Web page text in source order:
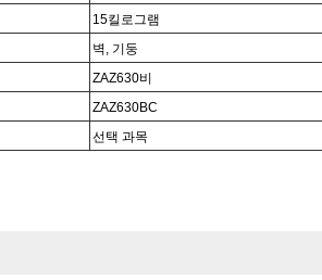
15킬로그램
벽, 기둥
ZAZ630비
ZAZ630BC
선택 과목